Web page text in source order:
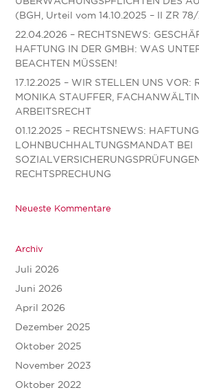
(BGH, Urteil vom 14.10.2025 – II ZR
22.04.2026 – RECHTSNEWS:
HAFTUNG IN DER GMBH: WAS
BEACHTEN MÜSSEN!
17.12.2025 – WIR STELLEN UNS VOR:
MONIKA STAUFFER,
ARBEITSRECHT
01.12.2025 – RECHTSNEWS:
LOHNBUCHHALTUNGSMANDAT BEI
RECHTSPRECHUNG
Neueste Kommentare
Archiv
Juli 2026
Juni 2026
April 2026
Dezember 2025
Oktober 2025
November 2023
Oktober 2022